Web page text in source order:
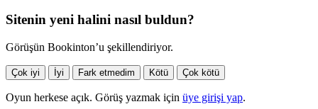
Sitenin yeni halini nasıl buldun?
Görüşün Bookinton’u şekillendiriyor.
Çok iyi İyi Fark etmedim Kötü Çok kötü
Oyun herkese açık. Görüş yazmak için üye girişi yap.